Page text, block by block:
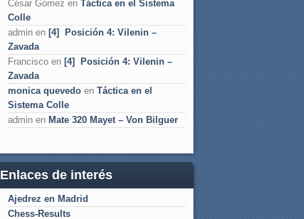
César Gómez en Táctica en el Sistema
Colle
admin en [4] Posición 4: Vilenin –
Zavada
Francisco en [4] Posición 4: Vilenin –
Zavada
monica quevedo en Táctica en el
Sistema Colle
admin en Mate 320 Mayet – Von Bilguer
Enlaces de interés
Ajedrez en Madrid
Chess-Results